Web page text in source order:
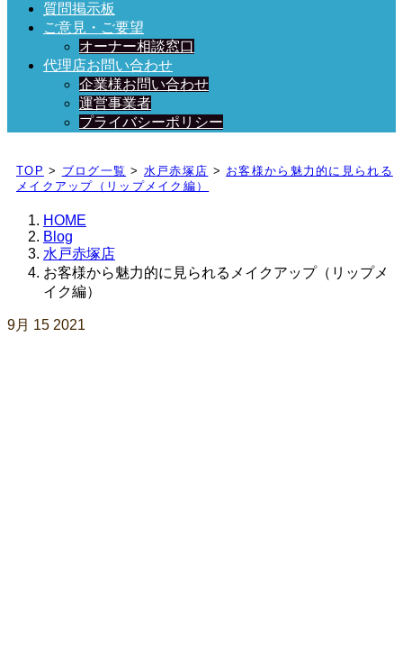
質問掲示板
ご意見・ご要望
オーナー相談窓口
代理店お問い合わせ
企業様お問い合わせ
運営事業者
プライバシーポリシー
日々、ブログを更新中！
TOP > ブログ一覧 > 水戸赤塚店 > お客様から魅力的に見られる
メイクアップ（リップメイク編）
HOME
Blog
水戸赤塚店
お客様から魅力的に見られるメイクアップ（リップメ
イク編）
9月 15 2021